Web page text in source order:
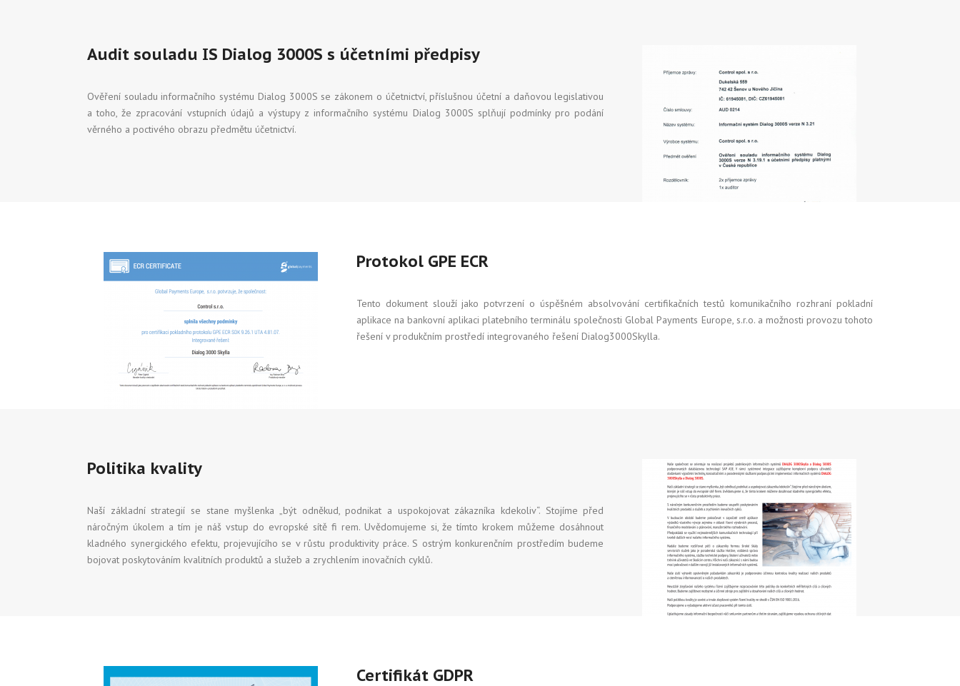
Audit souladu IS Dialog 3000S s účetními předpisy
Ověření souladu informačního systému Dialog 3000S se zákonem o účetnictví, příslušnou účetní a daňovou legislativou
a toho, že zpracování vstupních údajů a výstupy z informačního systému Dialog 3000S splňují podmínky pro podání
věrného a poctivého obrazu předmětu účetnictví.
Protokol GPE ECR
Tento dokument slouží jako potvrzení o úspěšném absolvování certifikačních testů komunikačního rozhraní pokladní
aplikace na bankovní aplikaci platebního terminálu společnosti Global Payments Europe, s.r.o. a možnosti provozu tohoto
řešení v produkčním prostředí integrovaného řešení Dialog3000Skylla.
Politika kvality
Naší základní strategií se stane myšlenka „být odněkud, podnikat a uspokojovat zákazníka kdekoliv“. Stojíme před
náročným úkolem a tím je náš vstup do evropské sítě fi rem. Uvědomujeme si, že tímto krokem můžeme dosáhnout
kladného synergického efektu, projevujícího se v růstu produktivity práce. S ostrým konkurenčním prostředím budeme
bojovat poskytováním kvalitních produktů a služeb a zrychlením inovačních cyklů.
Certifikát GDPR